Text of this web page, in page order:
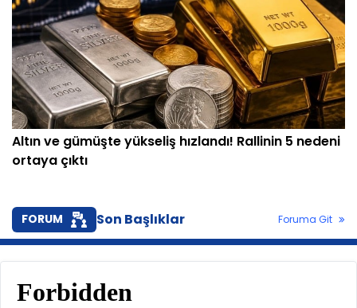
Altın ve gümüşte yükseliş hızlandı! Rallinin 5 nedeni
ortaya çıktı
FORUM Son Başlıklar Foruma Git